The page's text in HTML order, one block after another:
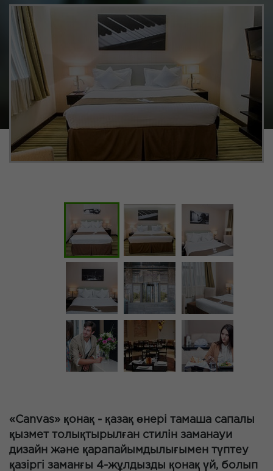
«Canvas» қонақ - қазақ өнері тамаша сапалы
қызмет толықтырылған стилін заманауи
дизайн және қарапайымдылығымен түптеу
қазіргі заманғы 4-жұлдызды қонақ үй, болып